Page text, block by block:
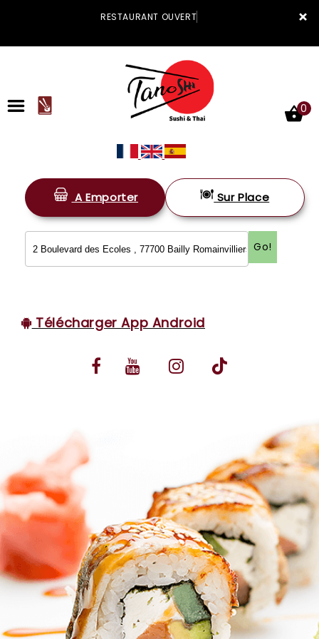
×
RESTAURANT OUVERT
ACCUEIL
LA CARTE
VOS AVIS
MENTIONS LÉGALES
0
A Emporter Sur Place
Go!
Télécharger App Android